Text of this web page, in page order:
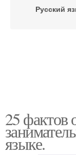
Русский
25 фактов
языке.